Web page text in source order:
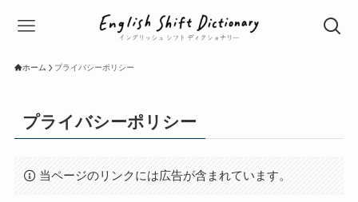
ホーム プライバシーポリシー
プライバシーポリシー
当ページのリンクには広告が含まれています。